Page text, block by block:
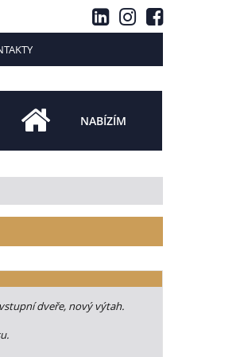
NABÍZÍM
dveře, nový výtah.